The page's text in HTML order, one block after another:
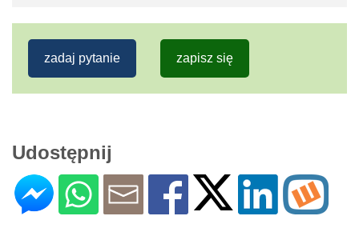
zadaj pytanie zapisz się
Udostępnij